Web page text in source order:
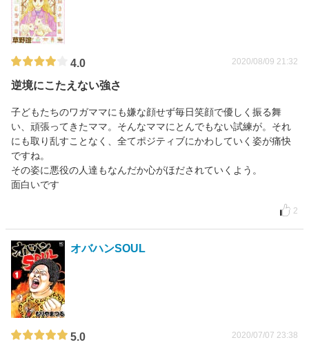
4.0 2020/08/09 21:32
逆境にこたえない強さ
子どもたちのワガママにも嫌な顔せず毎日笑顔で優しく振る舞
い、頑張ってきたママ。そんなママにとんでもない試練が。それ
にも取り乱すことなく、全てポジティブにかわしていく姿が痛快
ですね。
その姿に悪役の人達もなんだか心がほだされていくよう。
面白いです
2
オバハンSOUL
5.0 2020/07/07 23:38